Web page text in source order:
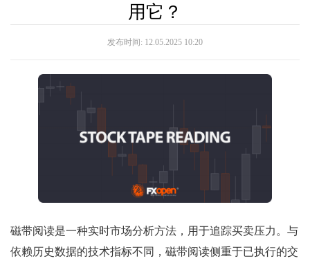
用它？
发布时间: 12.05.2025 10:20
磁带阅读是一种实时市场分析方法，用于追踪买卖压力。与
依赖历史数据的技术指标不同，磁带阅读侧重于已执行的交